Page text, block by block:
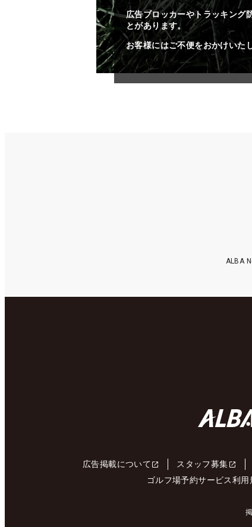
広告ブロッカーやトラッキング
とがあります。
お客様にはご不便をおかけいた
ALBA
広告掲載について スタッフ募集
ゴルフ場予約サービス利用